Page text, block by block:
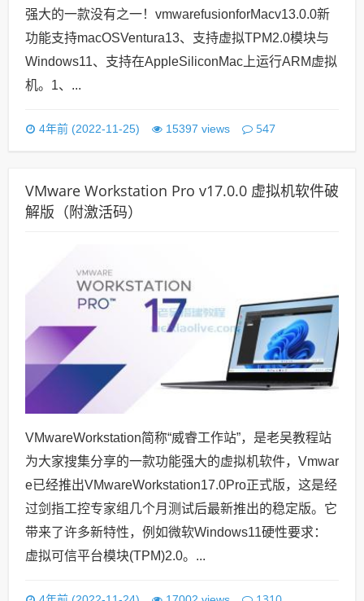
强大的一款没有之一！vmwarefusionforMacv13.0.0新
功能支持macOSVentura13、支持虚拟TPM2.0模块与
Windows11、支持在AppleSiliconMac上运行ARM虚拟
机。1、...
4年前 (2022-11-25) 15397 views 547
VMware Workstation Pro v17.0.0 虚拟机软件破
解版（附激活码）
VMwareWorkstation简称“威睿工作站”，是老吴教程站
为大家搜集分享的一款功能强大的虚拟机软件，Vmwar
e已经推出VMwareWorkstation17.0Pro正式版，这是经
过剑指工控专家组几个月测试后最新推出的稳定版。它
带来了许多新特性，例如微软Windows11硬性要求：
虚拟可信平台模块(TPM)2.0。...